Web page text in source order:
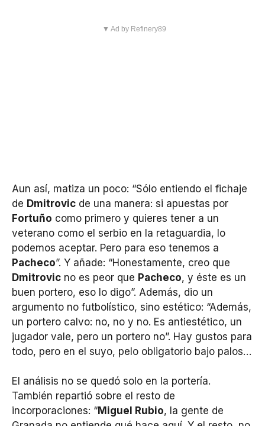
▼ Ad by Refinery89
Aun así, matiza un poco: “Sólo entiendo el fichaje
de Dmitrovic de una manera: si apuestas por
Fortuño como primero y quieres tener a un
veterano como el serbio en la retaguardia, lo
podemos aceptar. Pero para eso tenemos a
Pacheco”. Y añade: “Honestamente, creo que
Dmitrovic no es peor que Pacheco, y éste es un
buen portero, eso lo digo”. Además, dio un
argumento no futbolístico, sino estético: “Además,
un portero calvo: no, no y no. Es antiestético, un
jugador vale, pero un portero no”. Hay gustos para
todo, pero en el suyo, pelo obligatorio bajo palos…
El análisis no se quedó solo en la portería.
También repartió sobre el resto de
incorporaciones: “Miguel Rubio, la gente de